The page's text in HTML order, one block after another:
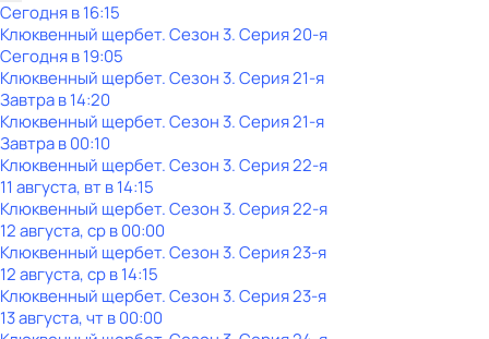
Сегодня в 16:15
Клюквенный щербет. Сезон 3. Серия 20-я
Сегодня в 19:05
Клюквенный щербет. Сезон 3. Серия 21-я
Завтра в 14:20
Клюквенный щербет. Сезон 3. Серия 21-я
Завтра в 00:10
Клюквенный щербет. Сезон 3. Серия 22-я
11 августа, вт в 14:15
Клюквенный щербет. Сезон 3. Серия 22-я
12 августа, ср в 00:00
Клюквенный щербет. Сезон 3. Серия 23-я
12 августа, ср в 14:15
Клюквенный щербет. Сезон 3. Серия 23-я
13 августа, чт в 00:00